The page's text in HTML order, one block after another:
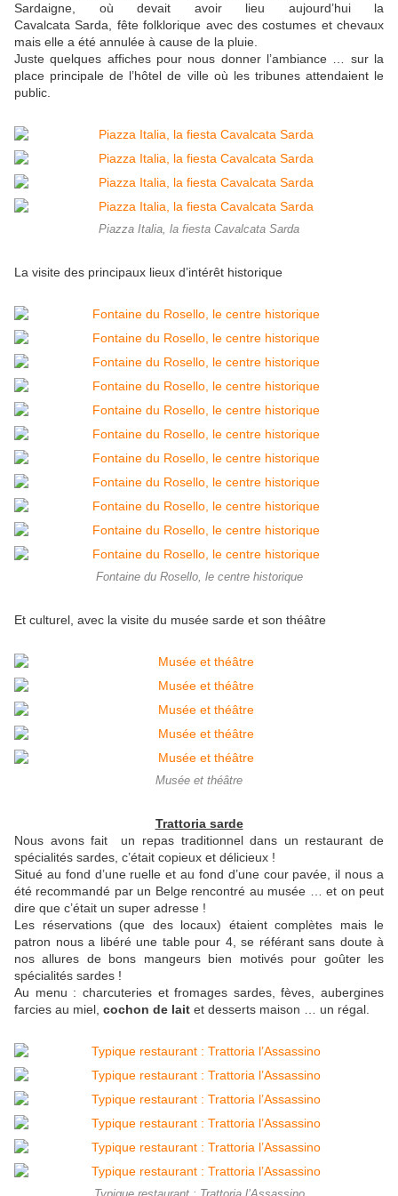
Sardaigne, où devait avoir lieu aujourd’hui la
Cavalcata Sarda, fête folklorique avec des costumes et chevaux
mais elle a été annulée à cause de la pluie.
Juste quelques affiches pour nous donner l’ambiance … sur la
place principale de l’hôtel de ville où les tribunes attendaient le
public.
Piazza Italia, la fiesta Cavalcata Sarda
La visite des principaux lieux d’intérêt historique
Fontaine du Rosello, le centre historique
Et culturel, avec la visite du musée sarde et son théâtre
Musée et théâtre
Trattoria sarde
Nous avons fait un repas traditionnel dans un restaurant de
spécialités sardes, c’était copieux et délicieux !
Situé au fond d’une ruelle et au fond d’une cour pavée, il nous a
été recommandé par un Belge rencontré au musée … et on peut
dire que c’était un super adresse !
Les réservations (que des locaux) étaient complètes mais le
patron nous a libéré une table pour 4, se référant sans doute à
nos allures de bons mangeurs bien motivés pour goûter les
spécialités sardes !
Au menu : charcuteries et fromages sardes, fèves, aubergines
farcies au miel, cochon de lait et desserts maison … un régal.